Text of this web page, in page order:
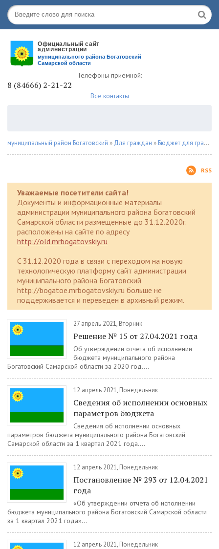
Телефоны приёмной:
8 (84666) 2-21-22
Все контакты
муниципальный район Богатовский » Для граждан » Бюджет для граждан
RSS
Уважаемые посетители сайта!
Документы и информационные материалы
администрации муниципального района Богатовский
Самарской области размещенные до 31.12.2020г.
расположены на сайте по адресу
http://old.mrbogatovskiy.ru
C 31.12.2020 года в связи с переходом на новую
технологическую платформу сайт администрации
муниципального района Богатовский
http://bogatoe.mrbogatovskiy.ru больше не
поддерживается и переведен в архивный режим.
27 апрель 2021, Вторник
Решение № 15 от 27.04.2021 года
Об утверждении отчета об исполнении
бюджета муниципального района
Богатовский Самарской области за 2020 год....
12 апрель 2021, Понедельник
Сведения об исполнении основных
параметров бюджета
Сведения об исполнении основных
параметров бюджета муниципального района Богатовский
Самарской области за 1 квартал 2021 года....
12 апрель 2021, Понедельник
Постановление № 293 от 12.04.2021
года
«Об утверждении отчета об исполнении
бюджета муниципального района Богатовский Самарской области
за 1 квартал 2021 года»...
12 апрель 2021, Понедельник